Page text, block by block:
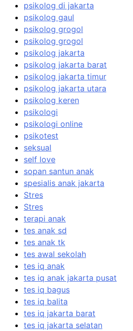
psikolog di jakarta
psikolog gaul
psikolog grogol
psikolog grogol
psikolog jakarta
psikolog jakarta barat
psikolog jakarta timur
psikolog jakarta utara
psikolog keren
psikologi
psikologi online
psikotest
seksual
self love
sopan santun anak
spesialis anak jakarta
Stres
Stres
terapi anak
tes anak sd
tes anak tk
tes awal sekolah
tes iq anak
tes iq anak jakarta pusat
tes iq bagus
tes iq balita
tes iq jakarta barat
tes iq jakarta selatan